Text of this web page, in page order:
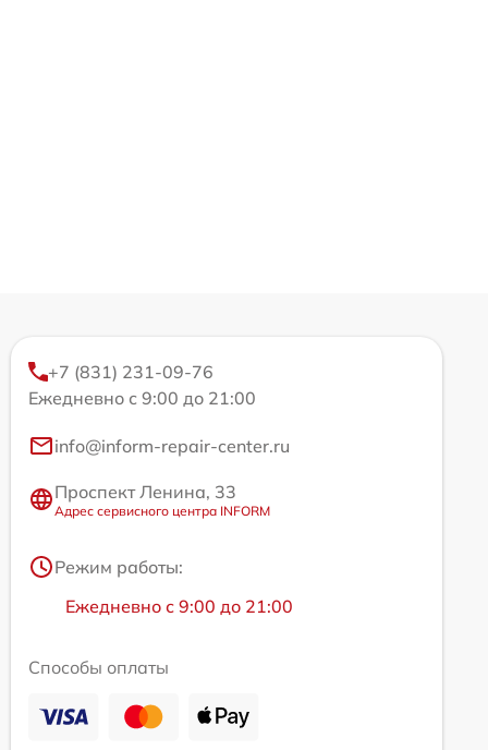
+7 (831) 231-09-76
Ежедневно с 9:00 до 21:00
info@inform-repair-center.ru
Проспект Ленина, 33
Адрес сервисного центра INFORM
Режим работы:
Ежедневно с 9:00 до 21:00
Способы оплаты